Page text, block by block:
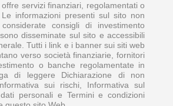
servizi finanziari, regolamentati o
informazioni presenti sul sito non
consigli di investimento
disseminate sul sito e accessibili
Tutti i link e i banner sui siti web
verso società finanziarie, fornitori
o banche regolamentate in
di leggere Dichiarazione di non
sui rischi, Informativa sul
personali e Termini e condizioni